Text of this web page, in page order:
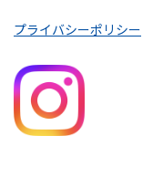
プライバシーポリシー